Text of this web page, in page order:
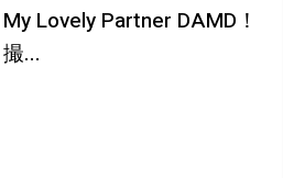
My Lovely Partner DAMD！
撮...